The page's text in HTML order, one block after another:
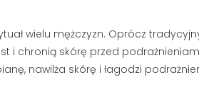
wielu mężczyzn. Oprócz
i chronią skórę przed
nawilża skórę i łagodzi